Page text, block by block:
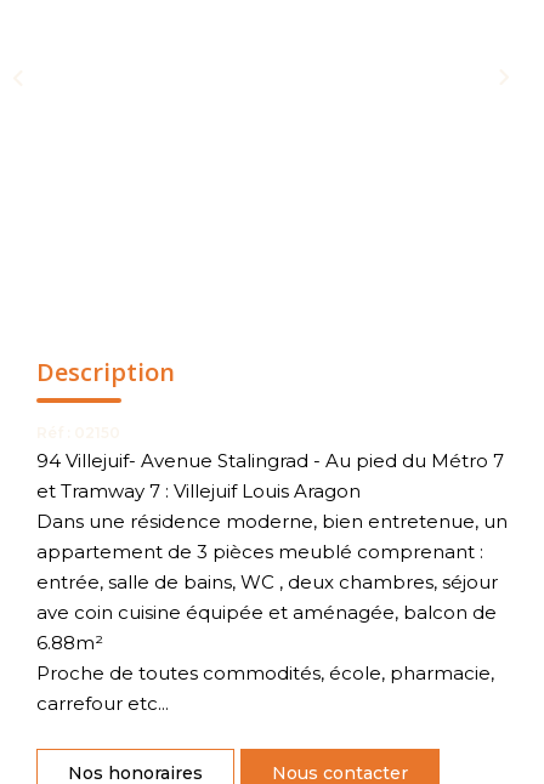
Description
94 Villejuif- Avenue Stalingrad - Au pied du Métro 7
et Tramway 7 : Villejuif Louis Aragon
Dans une résidence moderne, bien entretenue, un
appartement de 3 pièces meublé comprenant :
entrée, salle de bains, WC , deux chambres, séjour
ave coin cuisine équipée et aménagée, balcon de
6.88m²
Proche de toutes commodités, école, pharmacie,
carrefour etc...
Nos honoraires Nous contacter